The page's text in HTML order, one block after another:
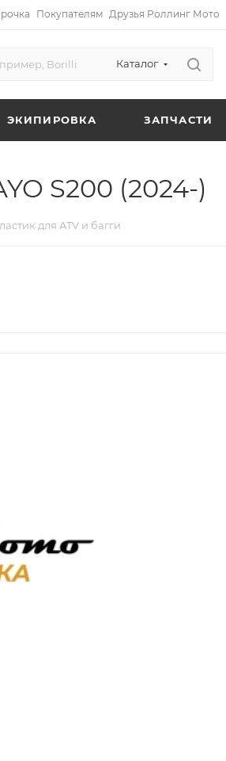
Покупателям Друзья Роллинг Мото
Каталог
ЭКИПИРОВКА ЗАПЧАСТИ
S200 (2024-)
для ATV и багги